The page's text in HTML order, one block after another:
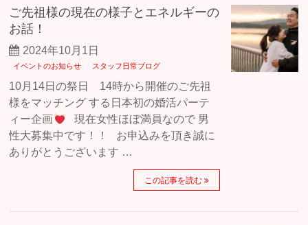
ご先祖様の現在の様子とエネルギーの
お話！
2024年10月1日
イベントのお知らせ スタッフ日常ブログ
10月14日の祭日 14時から開催のご先祖
様をマッチング する日本初の婚活パーテ
ィー企画
現在女性ほぼ満員なので 男
性大募集中です！！ お申込みを頂き誠に
ありがとうございます …
この記事を読む